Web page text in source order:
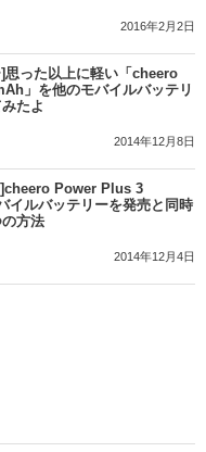
2016年2月2日
った以上に軽い「cheero
」を他のモバイルバッテリ
たよ
2014年12月8日
Power Plus 3
イルバッテリーを発売と同時
方法
2014年12月4日